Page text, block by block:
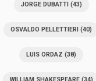
JORGE DUBATTI(43)
OSVALDO PELLETTIERI (40)
LUIS ORDAZ (38)